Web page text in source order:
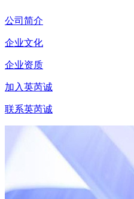
公司简介
企业文化
企业资质
加入英芮诚
联系英芮诚